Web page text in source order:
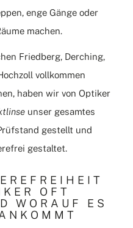
enge Gänge oder
machen.
Friedberg, Derching,
vollkommen
haben wir von Optiker
unser gesamtes
gestellt und
gestaltet.
OFT
WORAUF ES